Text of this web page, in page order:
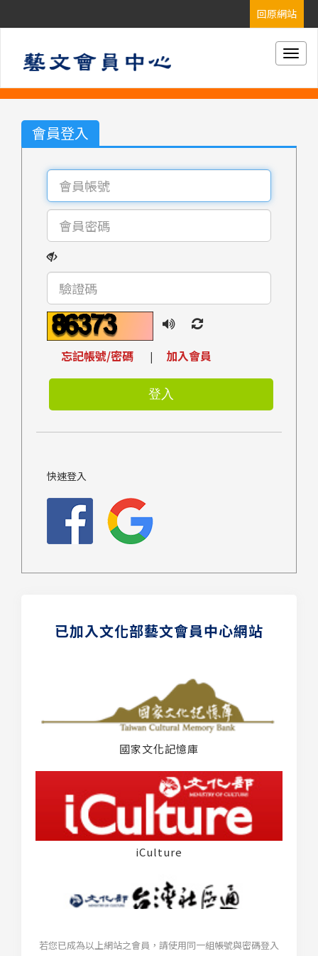
會員登入
忘記帳號/密碼 | 加入會員
快速登入
已加入文化部藝文會員中心網站
國家文化記憶庫
iCulture
若您已成為以上網站之會員，請使用同一組帳號與密碼登入